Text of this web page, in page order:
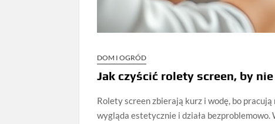
DOM I OGRÓD
Jak czyścić rolety screen, by
Rolety screen zbierają kurz i wodę, bo
wygląda estetycznie i działa